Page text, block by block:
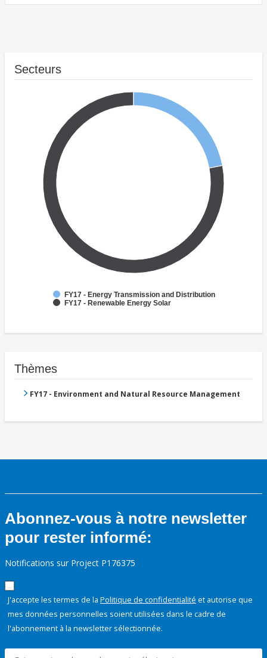
Secteurs
FY17 - Energy Transmission and Distribution
FY17 - Renewable Energy Solar
Thèmes
FY17 - Environment and Natural Resource Management
Abonnez-vous à notre newsletter
pour rester informé:
Notifications sur Project P176375
J'accepte les termes de la Politique de confidentialité et autorise que
mes données personnelles soient utilisées dans le cadre de
l'abonnement à la newsletter sélectionnée.